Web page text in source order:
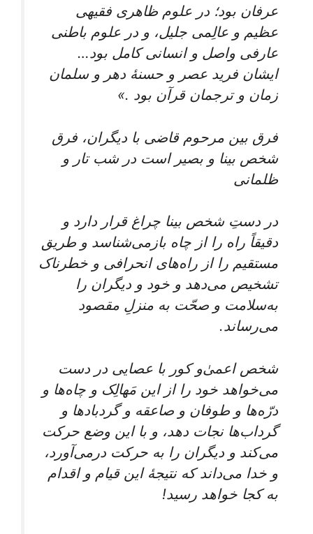
عرفان بود؛ در علوم ظاهری فقیهی
عظیم و عالِمی جلیل، و در علوم باطنی
عارفی واصل و انسانی کامل بود…
ایشان فرید عصر و حسنۀ دهر و سلمان
زمان و ترجمان قرآن بود .»
فرق بین مرحوم قاضی با دیگران، فرق
شخص بینا و بصیر است در شب تار و
ظلمانی
در دستِ شخص بینا چراغ قرار دارد و
دقیقاً راه را از چاه بازمی‌شناسد و طریق
مستقیم را از راه‌های انحرافی و خطرناک
تشخیص می‌دهد و خود و دیگران را
به‌سلامت و صحّت به منزلِ مقصود
می‌رساند.
شخص اعمیٰ‌و کور با عصایی در دست
می‌خواهد خود را از این مَهالِک و چاه‌ها و
درّه‌ها و طوفان و صاعقه و گردبادها و
گرداب‌ها نجات دهد، و با این وضع حرکت
می‌کند و دیگران را به حرکت درمی‌آورد،
و خدا می‌داند که نتیجۀ این قیام و اقدام
به کجا خواهد رسید!